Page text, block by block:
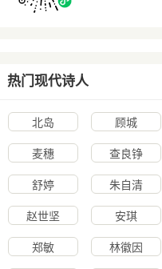
热门现代诗人
北岛 顾城
麦穗
查良铮
舒婷
朱自清
赵世坚
安琪
郑敏
林徽因